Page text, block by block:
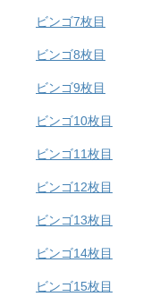
ビンゴ7枚目
ビンゴ8枚目
ビンゴ9枚目
ビンゴ10枚目
ビンゴ11枚目
ビンゴ12枚目
ビンゴ13枚目
ビンゴ14枚目
ビンゴ15枚目